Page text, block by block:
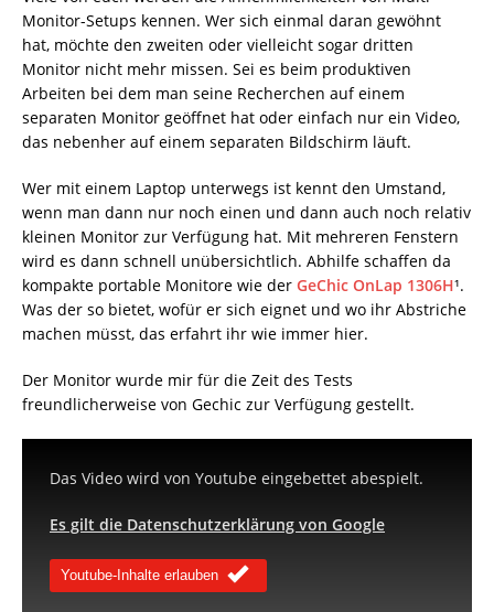
Monitor-Setups kennen. Wer sich einmal daran gewöhnt
hat, möchte den zweiten oder vielleicht sogar dritten
Monitor nicht mehr missen. Sei es beim produktiven
Arbeiten bei dem man seine Recherchen auf einem
separaten Monitor geöffnet hat oder einfach nur ein Video,
das nebenher auf einem separaten Bildschirm läuft.
Wer mit einem Laptop unterwegs ist kennt den Umstand,
wenn man dann nur noch einen und dann auch noch relativ
kleinen Monitor zur Verfügung hat. Mit mehreren Fenstern
wird es dann schnell unübersichtlich. Abhilfe schaffen da
kompakte portable Monitore wie der GeChic OnLap 1306H¹.
Was der so bietet, wofür er sich eignet und wo ihr Abstriche
machen müsst, das erfahrt ihr wie immer hier.
Der Monitor wurde mir für die Zeit des Tests
freundlicherweise von Gechic zur Verfügung gestellt.
Das Video wird von Youtube eingebettet abespielt.
Es gilt die Datenschutzerklärung von Google
Youtube-Inhalte erlauben